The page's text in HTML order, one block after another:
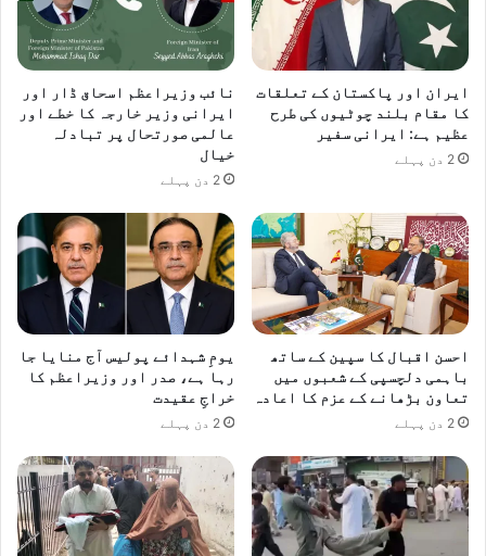
ایران اور پاکستان کے تعلقات
کا مقام بلند چوٹیوں کی طرح
عظیم ہے: ایرانی سفیر
2 دن پہلے
نائب وزیراعظم اسحاق ڈار اور
ایرانی وزیر خارجہ کا خطے اور
عالمی صورتحال پر تبادلہ
خیال
2 دن پہلے
احسن اقبال کا سپین کے ساتھ
باہمی دلچسپی کے شعبوں میں
تعاون بڑھانے کے عزم کا اعادہ
2 دن پہلے
یومِ شہدائے پولیس آج منایا جا
رہا ہے، صدر اور وزیراعظم کا
خراجِ عقیدت
2 دن پہلے